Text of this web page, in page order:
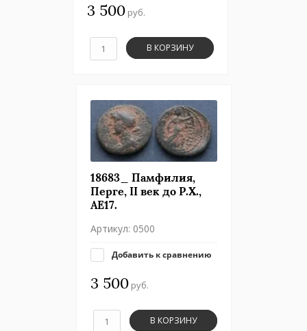
3 500руб.
В КОРЗИНУ
18683_ Памфилия,
Перге, II век до Р.Х.,
АЕ17.
Артикул: 0500
Добавить к сравнению
3 500руб.
В КОРЗИНУ